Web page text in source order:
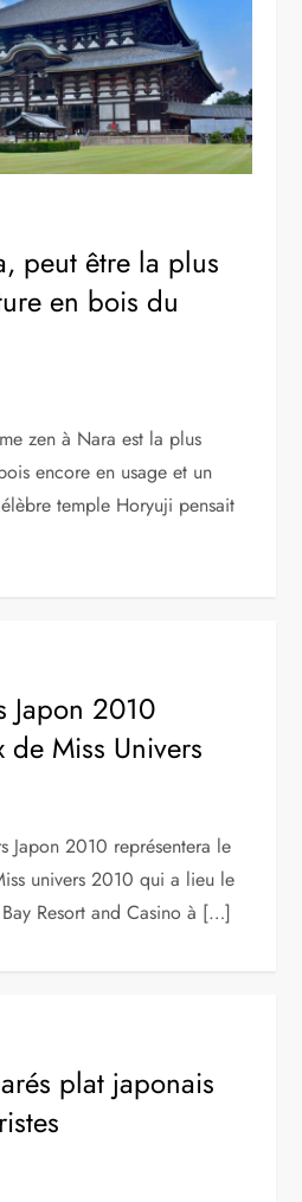
peut être la plus
en bois du
zen à Nara est la plus
encore en usage et un
temple Horyuji pensait
Japon 2010
Miss Univers
Japon 2010 représentera le
univers 2010 qui a lieu le
Resort and Casino à […]
plat japonais